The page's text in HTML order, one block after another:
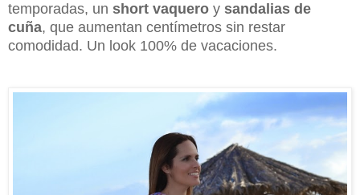
temporadas, un short vaquero y sandalias de
cuña, que aumentan centímetros sin restar
comodidad. Un look 100% de vacaciones.